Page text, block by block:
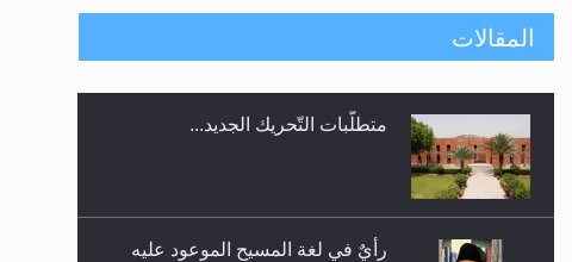
اليوم الوطني الرياضي لمجلس أنصار
إتمام حفظ القرآن الكريم لثلاثة
المقالات
رأيٌ في لغة المسيح الموعود عليه
الهجرة: بحث عن الأمن والسلام في